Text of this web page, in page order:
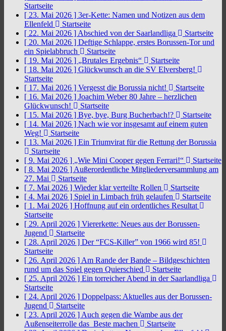
Startseite
[ 23. Mai 2026 ] 3er-Kette: Namen und Notizen aus dem
Ellenfeld
Startseite
[ 22. Mai 2026 ] Abschied von der Saarlandliga
Startseite
[ 20. Mai 2026 ] Deftige Schlappe, erstes Borussen-Tor und
ein Spielabbruch
Startseite
[ 19. Mai 2026 ] „Brutales Ergebnis“
Startseite
[ 18. Mai 2026 ] Glückwunsch an die SV Elversberg!
Startseite
[ 17. Mai 2026 ] Vergesst die Borussia nicht!
Startseite
[ 16. Mai 2026 ] Joachim Weber 80 Jahre – herzlichen
Glückwunsch!
Startseite
[ 15. Mai 2026 ] Bye, bye, Burg Bucherbach!?
Startseite
[ 14. Mai 2026 ] Nach wie vor insgesamt auf einem guten
Weg!
Startseite
[ 13. Mai 2026 ] Ein Triumvirat für die Rettung der Borussia
Startseite
[ 9. Mai 2026 ] „Wie Mini Cooper gegen Ferrari!“
Startseite
[ 8. Mai 2026 ] Außerordentliche Mitgliederversammlung am
27. Mai
Startseite
[ 7. Mai 2026 ] Wieder klar verteilte Rollen
Startseite
[ 4. Mai 2026 ] Spiel in Limbach früh gelaufen
Startseite
[ 1. Mai 2026 ] Hoffnung auf ein ordentliches Resultat
Startseite
[ 29. April 2026 ] Viererkette: Neues aus der Borussen-
Jugend
Startseite
[ 28. April 2026 ] Der “FCS-Killer” von 1966 wird 85!
Startseite
[ 26. April 2026 ] Am Rande der Bande – Bildgeschichten
rund um das Spiel gegen Quierschied
Startseite
[ 25. April 2026 ] Ein torreicher Abend in der Saarlandliga
Startseite
[ 24. April 2026 ] Doppelpass: Aktuelles aus der Borussen-
Jugend
Startseite
[ 23. April 2026 ] Auch gegen die Wambe aus der
Außenseiterrolle das Beste machen
Startseite